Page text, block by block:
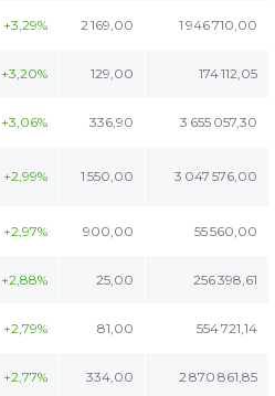
+3,29% 2 169,00 1 946 710,00
+3,20% 129,00 174 112,05
+3,06% 336,90 3 655 057,30
+2,99% 1 550,00 3 047 576,00
+2,97% 900,00 55 560,00
+2,88% 25,00 256 398,61
+2,79% 81,00 554 721,14
+2,77% 334,00 2 870 861,85